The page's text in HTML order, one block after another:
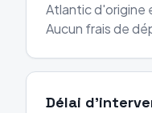
Atlantic d'origine
Aucun frais de
Délai